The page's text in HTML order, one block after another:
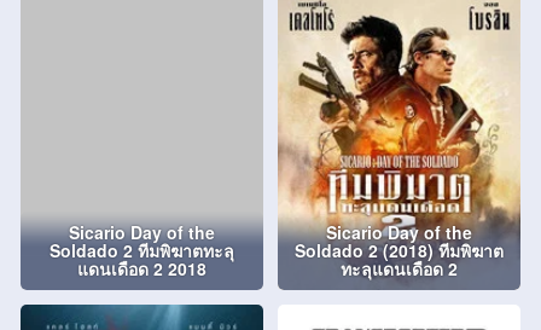
Sicario Day of the
Soldado 2 ทีมพิฆาตทะลุ
แดนเดือด 2 2018
Sicario Day of the
Soldado 2 (2018) ทีมพิฆาต
ทะลุแดนเดือด 2